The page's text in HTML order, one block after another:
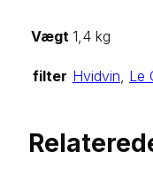
Vægt 1,4 kg
filter Hvidvin, Le